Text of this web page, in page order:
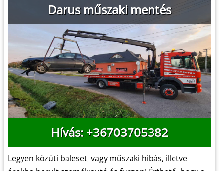
Darus műszaki mentés
Hívás: +36703705382
Legyen közúti baleset, vagy műszaki hibás, illetve